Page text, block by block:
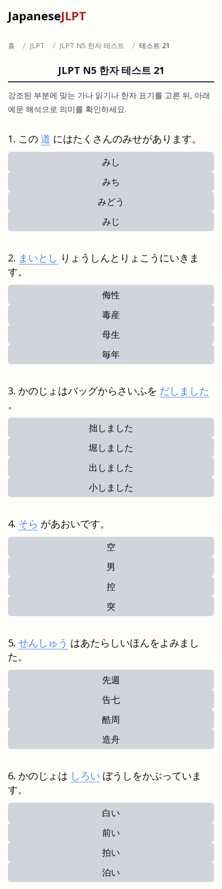
JapaneseJLPT
홈 / JLPT / JLPT N5 한자 테스트 / 테스트 21
JLPT N5 한자 테스트 21
강조된 부분에 맞는 가나 읽기나 한자 표기를 고른 뒤, 아래
예문 해석으로 의미를 확인하세요.
この 道 にはたくさんのみせがあります。
みし
みち
みどう
みじ
まいとし りょうしんとりょこうにいきま
す。
侮性
毒産
母生
毎年
かのじょはバッグからさいふを だしました
。
拙しました
堀しました
出しました
小しました
そら があおいです。
空
男
控
突
せんしゅう はあたらしいほんをよみまし
た。
先週
告七
酷周
造舟
かのじょは しろい ぼうしをかぶっていま
す。
白い
前い
拍い
泊い